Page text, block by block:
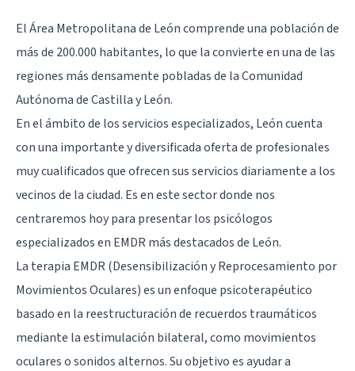
El Área Metropolitana de León comprende una población de
más de 200.000 habitantes, lo que la convierte en una de las
regiones más densamente pobladas de la Comunidad
Autónoma de Castilla y León.
En el ámbito de los servicios especializados, León cuenta
con una importante y diversificada oferta de profesionales
muy cualificados que ofrecen sus servicios diariamente a los
vecinos de la ciudad. Es en este sector donde nos
centraremos hoy para presentar los psicólogos
especializados en EMDRmás destacados de León.
La terapia EMDR (Desensibilización y Reprocesamiento por
Movimientos Oculares) es un enfoque psicoterapéutico
basado en la reestructuración de recuerdos traumáticos
mediante la estimulación bilateral, como movimientos
oculares o sonidos alternos. Su objetivo es ayudar a